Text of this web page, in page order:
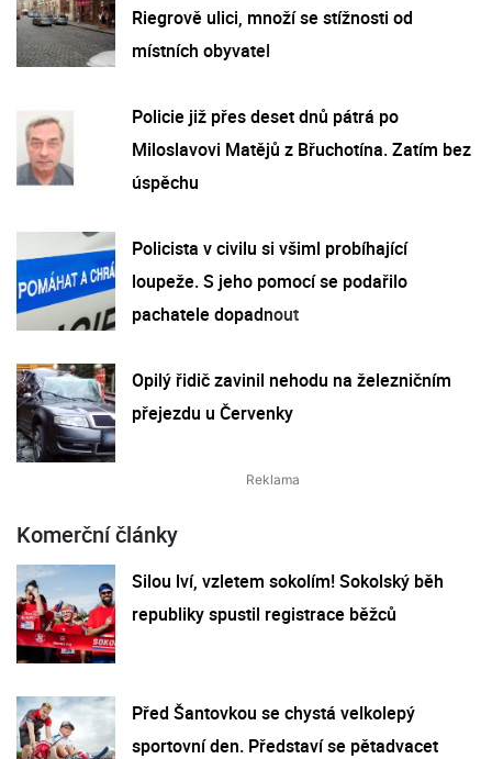
Riegrově ulici, množí se stížnosti od
místních obyvatel
Policie již přes deset dnů pátrá po
Miloslavovi Matějů z Břuchotína. Zatím bez
úspěchu
Policista v civilu si všiml probíhající
loupeže. S jeho pomocí se podařilo
pachatele dopadnout
Opilý řidič zavinil nehodu na železničním
přejezdu u Červenky
Komerční články
Silou lví, vzletem sokolím! Sokolský běh
republiky spustil registrace běžců
Před Šantovkou se chystá velkolepý
sportovní den. Představí se pětadvacet